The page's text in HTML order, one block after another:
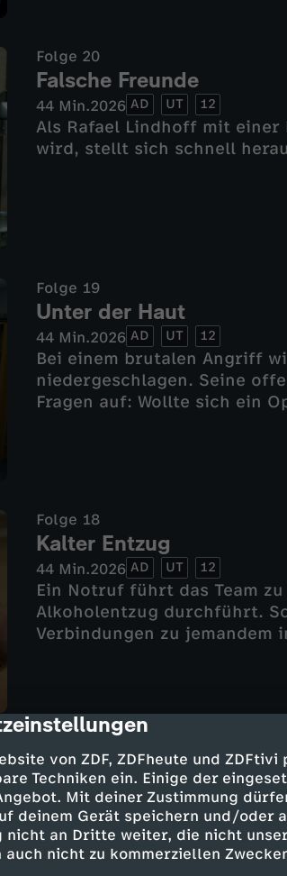
von ZDF, ZDFheute und
Techniken ein. Einige der
Mit deiner Zustimmung
deinem Gerät speichern und/oder
nicht an Dritte weiter, die nicht
nicht zu kommerziellen
Folge 20
Falsche Freunde
44 Min.2026 AD UT 12
Als Rafael Lindhoff mit
wird, stellt sich schnell
Folge 19
Unter der Haut
44 Min.2026 AD UT 12
Bei einem brutalen Angriff
niedergeschlagen. Seine
Fragen auf: Wollte sich ein
Folge 18
Kalter Entzug
44 Min.2026 AD UT 12
Ein Notruf führt das Team
Alkoholentzug durchführt.
Verbindungen zu jemandem
Folge 17
Dreckiger Deal
44 Min. 2026 AD UT 12
Über den Hamburger Hafen
soll den Zoll bei der
schlaues